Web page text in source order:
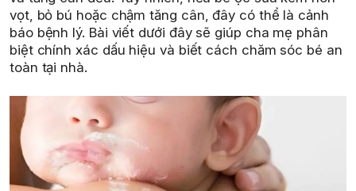
vọt, bỏ bú hoặc chậm tăng cân, đây có thể là cảnh
báo bệnh lý. Bài viết dưới đây sẽ giúp cha mẹ phân
biệt chính xác dấu hiệu và biết cách chăm sóc bé an
toàn tại nhà.